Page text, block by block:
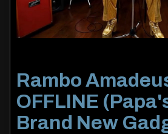
Rambo
OFFLINE
Brand New